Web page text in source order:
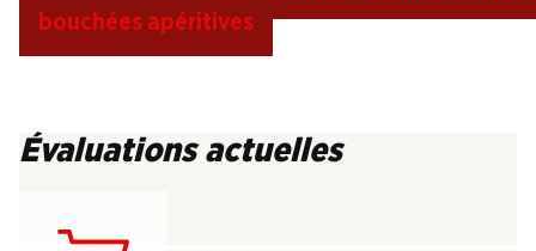
bouchées apéritives
Évaluations actuelles